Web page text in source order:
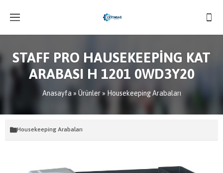
STAFF PRO HAUSEKEEPİNG KAT
ARABASI H 1201 0WD3Y20
Anasayfa » Ürünler» Housekeeping Arabaları
Housekeeping Arabaları